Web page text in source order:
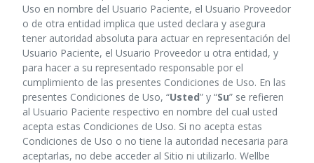
Uso en nombre del Usuario Paciente, el Usuario Proveedor
o de otra entidad implica que usted declara y asegura
tener autoridad absoluta para actuar en representación del
Usuario Paciente, el Usuario Proveedor u otra entidad, y
para hacer a su representado responsable por el
cumplimiento de las presentes Condiciones de Uso. En las
presentes Condiciones de Uso, “Usted” y “Su” se refieren
al Usuario Paciente respectivo en nombre del cual usted
acepta estas Condiciones de Uso. Si no acepta estas
Condiciones de Uso o no tiene la autoridad necesaria para
aceptarlas, no debe acceder al Sitio ni utilizarlo. Wellbe